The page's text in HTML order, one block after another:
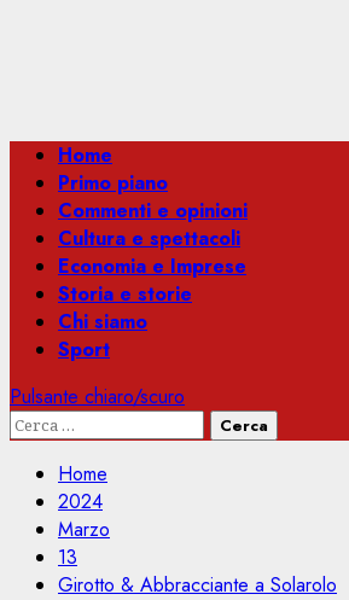
Menu
principale
Home
Primo piano
Commenti e opinioni
Cultura e spettacoli
Economia e Imprese
Storia e storie
Chi siamo
Sport
Pulsante chiaro/scuro
Ricerca
Home
2024
Marzo
13
Girotto & Abbracciante a Solarolo